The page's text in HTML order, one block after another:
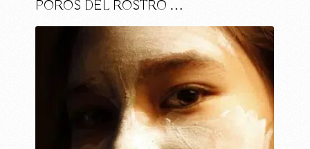
POROS DEL ROSTRO …